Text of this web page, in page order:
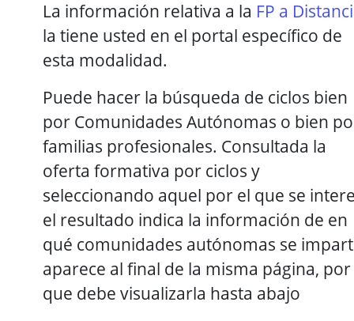
La información relativa a la FP a
la tiene usted en el portal específico de
esta modalidad.
Puede hacer la búsqueda de ciclos bien
por Comunidades Autónomas o bien
familias profesionales. Consultada la
oferta formativa por ciclos y
seleccionando aquel por el que se
el resultado indica la información de en
qué comunidades autónomas se
aparece al final de la misma página,
que debe visualizarla hasta abajo